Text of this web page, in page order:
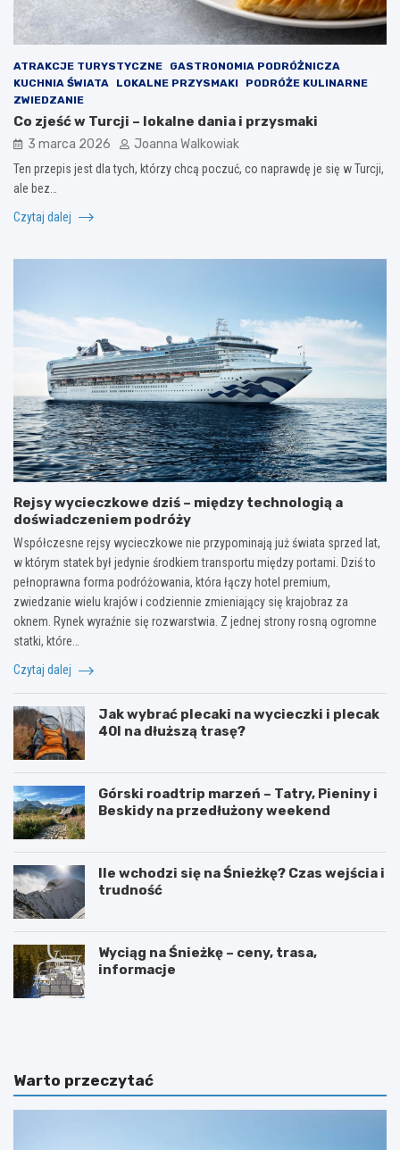
ATRAKCJE TURYSTYCZNE
GASTRONOMIA PODRÓŻNICZA
KUCHNIA ŚWIATA
LOKALNE PRZYSMAKI
PODRÓŻE KULINARNE
ZWIEDZANIE
Co zjeść w Turcji – lokalne dania i przysmaki
3 marca 2026 Joanna Walkowiak
Ten przepis jest dla tych, którzy chcą poczuć, co naprawdę je się w Turcji,
ale bez…
Czytaj dalej
Rejsy wycieczkowe dziś – między technologią a
doświadczeniem podróży
Współczesne rejsy wycieczkowe nie przypominają już świata sprzed lat,
w którym statek był jedynie środkiem transportu między portami. Dziś to
pełnoprawna forma podróżowania, która łączy hotel premium,
zwiedzanie wielu krajów i codziennie zmieniający się krajobraz za
oknem. Rynek wyraźnie się rozwarstwia. Z jednej strony rosną ogromne
statki, które…
Czytaj dalej
Jak wybrać plecaki na wycieczki i plecak
40l na dłuższą trasę?
Górski roadtrip marzeń – Tatry, Pieniny i
Beskidy na przedłużony weekend
Ile wchodzi się na Śnieżkę? Czas wejścia i
trudność
Wyciąg na Śnieżkę – ceny, trasa,
informacje
W
O
w
c
O
b
o
t
Warto przeczytać